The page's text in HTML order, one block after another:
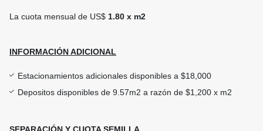
La cuota mensual de US$ 1.80 x m2
INFORMACIÓN ADICIONAL
Estacionamientos adicionales disponibles a $18,000
Depositos disponibles de 9.57m2 a razón de $1,200 x m2